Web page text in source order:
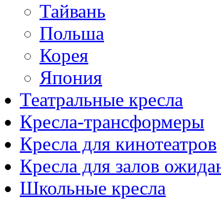
Тайвань
Польша
Корея
Япония
Театральные кресла
Кресла-трансформеры
Кресла для кинотеатров
Кресла для залов
Школьные кресла